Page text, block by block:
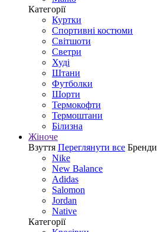
Категорії
Куртки
Спортивні костюми
Світшоти
Светри
Худі
Штани
Футболки
Шорти
Термокофти
Термоштани
Білизна
Жіноче
Взуття Переглянути все Бренди
Nike
New Balance
Adidas
Salomon
Jordan
Native
Категорії